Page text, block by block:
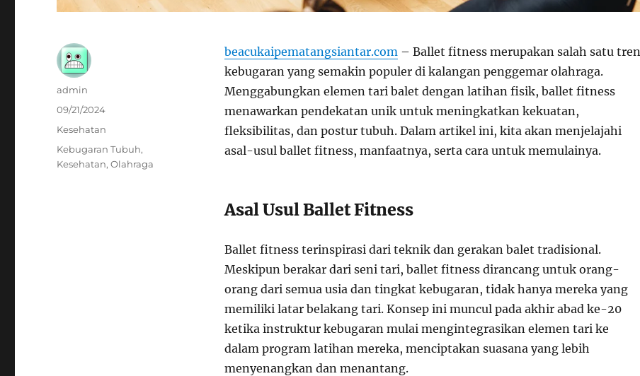
beacukaipematangsiantar.com – Ballet fitness merupakan salah satu tren
kebugaran yang semakin populer di kalangan penggemar olahraga.
Menggabungkan elemen tari balet dengan latihan fisik, ballet fitness
menawarkan pendekatan unik untuk meningkatkan kekuatan,
fleksibilitas, dan postur tubuh. Dalam artikel ini, kita akan menjelajahi
asal-usul ballet fitness, manfaatnya, serta cara untuk memulainya.
Asal Usul Ballet Fitness
Ballet fitness terinspirasi dari teknik dan gerakan balet tradisional.
Meskipun berakar dari seni tari, ballet fitness dirancang untuk orang-
orang dari semua usia dan tingkat kebugaran, tidak hanya mereka yang
memiliki latar belakang tari. Konsep ini muncul pada akhir abad ke-20
ketika instruktur kebugaran mulai mengintegrasikan elemen tari ke
dalam program latihan mereka, menciptakan suasana yang lebih
menyenangkan dan menantang.
Author
admin
Posted
09/21/2024
Categories
Kesehatan
Tags
Kebugaran Tubuh,
Kesehatan,Olahraga